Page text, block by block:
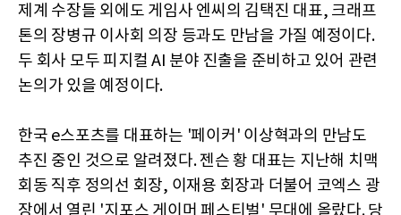
제계 수장들 외에도 게임사 엔씨의 김택진 대표, 크래프
톤의 장병규 이사회 의장 등과도 만남을 가질 예정이다.
두 회사 모두 피지컬 AI 분야 진출을 준비하고 있어 관련
논의가 있을 예정이다.
한국 e스포츠를 대표하는 '페이커' 이상혁과의 만남도
추진 중인 것으로 알려졌다. 젠슨 황 대표는 지난해 치맥
회동 직후 정의선 회장, 이재용 회장과 더불어 코엑스 광
장에서 열린 '지포스 게이머 페스티벌' 무대에 올랐다. 당